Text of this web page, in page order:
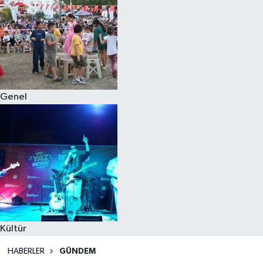
Genel
Kültür
HABERLER GÜNDEM